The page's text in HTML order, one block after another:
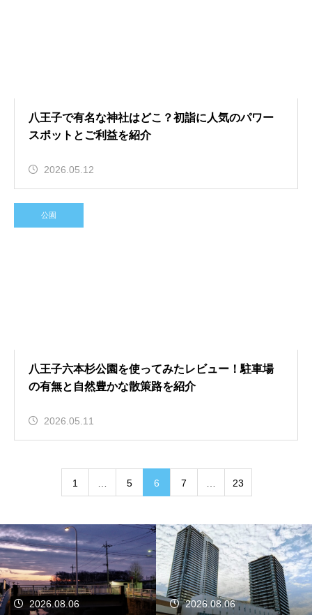
八王子で有名な神社はどこ？初詣に人気のパワー
スポットとご利益を紹介
2026.05.12
公園
八王子六本杉公園を使ってみたレビュー！駐車場
の有無と自然豊かな散策路を紹介
2026.05.11
1 5 6 7 23
2026.08.06 2026.08.06